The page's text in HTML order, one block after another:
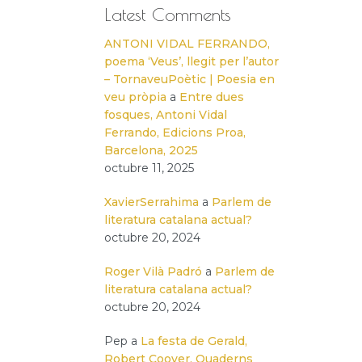
Latest Comments
ANTONI VIDAL FERRANDO,
poema ‘Veus’, llegit per l’autor
– TornaveuPoètic | Poesia en
veu pròpia a Entre dues
fosques, Antoni Vidal
Ferrando, Edicions Proa,
Barcelona, 2025
octubre 11, 2025
XavierSerrahima a Parlem de
literatura catalana actual?
octubre 20, 2024
Roger Vilà Padró a Parlem de
literatura catalana actual?
octubre 20, 2024
Pep a La festa de Gerald,
Robert Coover, Quaderns